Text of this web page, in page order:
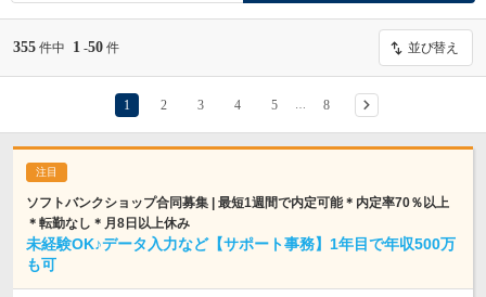
355 件中 1 -50 件 並び替え
1 2 3 4 5 8
ソフトバンクショップ合同募集 | 最短1週間で内定可能＊内定率70％以上
＊転勤なし＊月8日以上休み
未経験OK♪データ入力など【サポート事務】1年目で年収500万
も可